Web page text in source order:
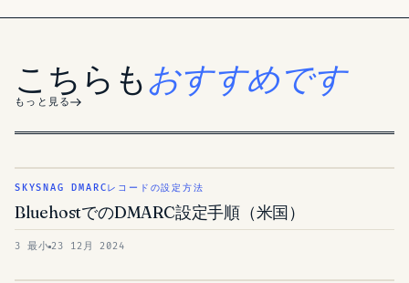
こちらもおすすめです
もっと見る
SKYSNAG DMARCレコードの設定方法
BluehostでのDMARC設定手順（米国）
3 最小 23 12月 2024